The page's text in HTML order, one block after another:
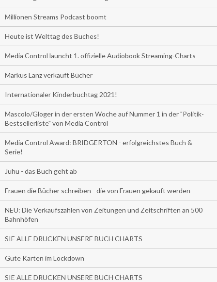
Millionen Streams Podcast boomt
Heute ist Welttag des Buches!
Media Control launcht 1. offizielle Audiobook Streaming-Charts
Markus Lanz verkauft Bücher
Internationaler Kinderbuchtag 2021!
Mascolo/Gloger in der ersten Woche auf Nummer 1 in der "Politik-
Bestsellerliste" von Media Control
Media Control Award: BRIDGERTON - erfolgreichstes Buch &
Serie!
Juhu - das Buch geht ab
Frauen die Bücher schreiben - die von Frauen gekauft werden
NEU: Die Verkaufszahlen von Zeitungen und Zeitschriften an 500
Bahnhöfen
SIE ALLE DRUCKEN UNSERE BUCH CHARTS
Gute Karten im Lockdown
SIE ALLE DRUCKEN UNSERE BUCH CHARTS